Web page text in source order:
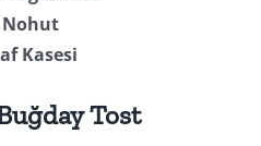
Nohut
Kasesi
Tost